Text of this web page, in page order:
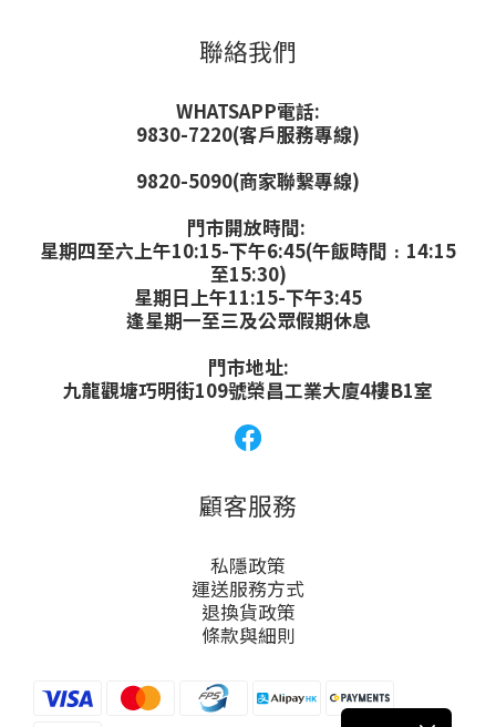
聯絡我們
WHATSAPP電話:
9830-7220(客戶服務專線)
9820-5090(商家聯繫專線)
門市開放時間:
星期四至六上午10:15-下午6:45(午飯時間﹕14:15
至15:30)
星期日上午11:15-下午3:45
逢星期一至三及公眾假期休息
門市地址:
九龍觀塘巧明街109號榮昌工業大廈4樓B1室
顧客服務
私隱政策
運送服務方式
退換貨政策
條款與細則